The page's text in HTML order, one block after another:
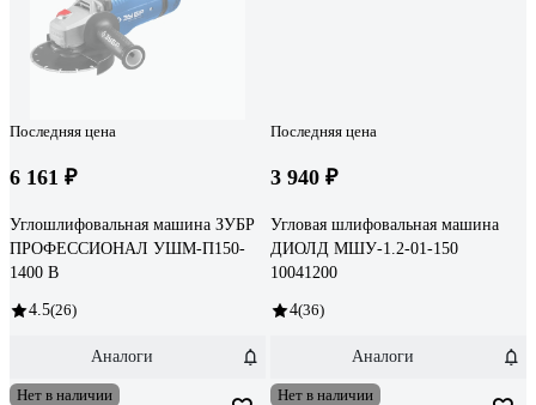
Последняя цена
6 161 ₽
Углошлифовальная машина ЗУБР
ПРОФЕССИОНАЛ УШМ-П150-
1400 В
4.5(26)
Аналоги
Последняя цена
3 940 ₽
Угловая шлифовальная машина
ДИОЛД МШУ-1.2-01-150
10041200
4(36)
Аналоги
Нет в наличии Нет в наличии